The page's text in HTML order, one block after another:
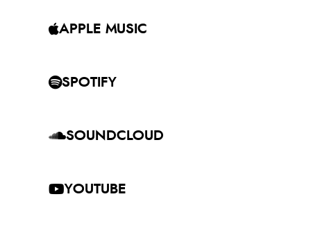
APPLE MUSIC
SPOTIFY
SOUNDCLOUD
YOUTUBE